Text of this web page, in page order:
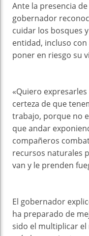
Ante la presencia
gobernador
cuidar los bosques
entidad, incluso
poner en riesgo su
«Quiero
certeza de que
trabajo, porque no
que andar
compañeros
recursos naturales
van y le prenden
El gobernador
ha preparado de
sido el multiplicar